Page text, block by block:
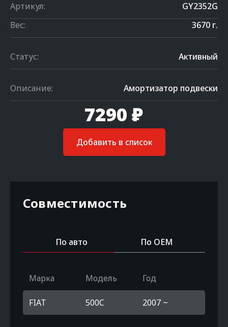
Артикул:
GY2352G
Вес:
3670 г.
Статус: Активный
Описание: Амортизатор подвески
7290 ₽
Добавить в список
Совместимость
По авто По OEM
Марка Модель Год
FIAT 500C 2007 ~